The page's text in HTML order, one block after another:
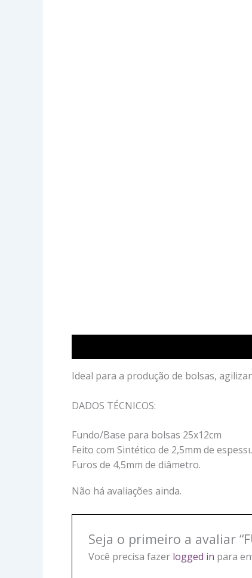
Ideal para a produção de bolsas,
DADOS TÉCNICOS:
Fundo/Base para bolsas 25x12cm
Feito com Sintético de 2,5mm de
Furos de 4,5mm de diâmetro.
Não há avaliações ainda.
Seja o primeiro a avaliar
Você precisa fazer logged in para